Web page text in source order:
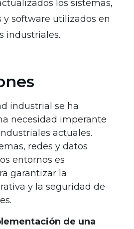
los sistemas,
y software utilizados en
industriales.
industrial se ha
necesidad imperante
actuales.
redes y datos
entornos es
garantizar la
y la seguridad de
de una